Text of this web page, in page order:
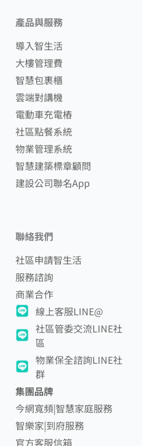
產品與服務
導入智生活
大樓管理費
智慧包裹櫃
雲端對講機
電動車充電樁
社區點餐系統
物業管理系統
智慧建築標章顧問
建設公司聯名App
聯絡我們
社區申請智生活
服務諮詢
商業合作
線上客服LINE@
社區管委交流LINE社
區
物業保全諮詢LINE社
群
集團品牌
今網寬頻|智慧家庭服務
智樂家|到府服務
官方客服信箱